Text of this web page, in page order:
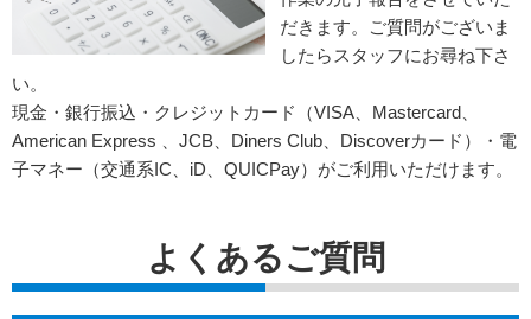
だきます。ご質問がございま
したらスタッフにお尋ね下さ
い。
現金・銀行振込・クレジットカード（VISA、Mastercard、
American Express 、JCB、Diners Club、Discoverカード）・電
子マネー（交通系IC、iD、QUICPay）がご利用いただけます。
よくあるご質問